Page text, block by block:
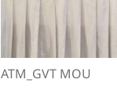
ATM_GVT MOU